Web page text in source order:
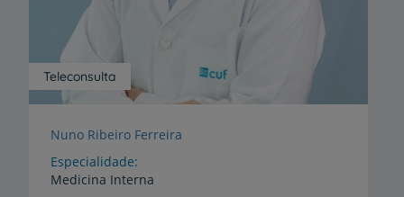
Teleconsulta
Nuno Ribeiro Ferreira
Especialidade
Medicina Interna